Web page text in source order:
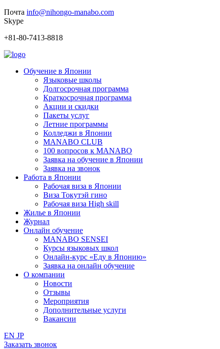
Почта info@nihongo-manabo.com
Skype
+81-80-7413-8818
Обучение в Японии
Языковые школы
Долгосрочная программа
Краткосрочная программа
Акции и скидки
Пакеты услуг
Летние программы
Колледжи в Японии
MANABO CLUB
100 вопросов к MАNABO
Заявка на обучение в Японии
Заявка на звонок
Работа в Японии
Рабочая виза в Японии
Виза Токутэй гино
Рабочая виза High skill
Жилье в Японии
Журнал
Онлайн обучение
MANABO SENSEI
Курсы языковых школ
Онлайн-курс «Еду в Японию»
Заявка на онлайн обучение
О компании
Новости
Отзывы
Мероприятия
Дополнительные услуги
Вакансии
EN JP
Заказать звонок